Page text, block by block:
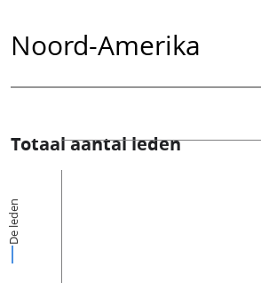
Noord-Amerika
Totaal aantal leden
De leden